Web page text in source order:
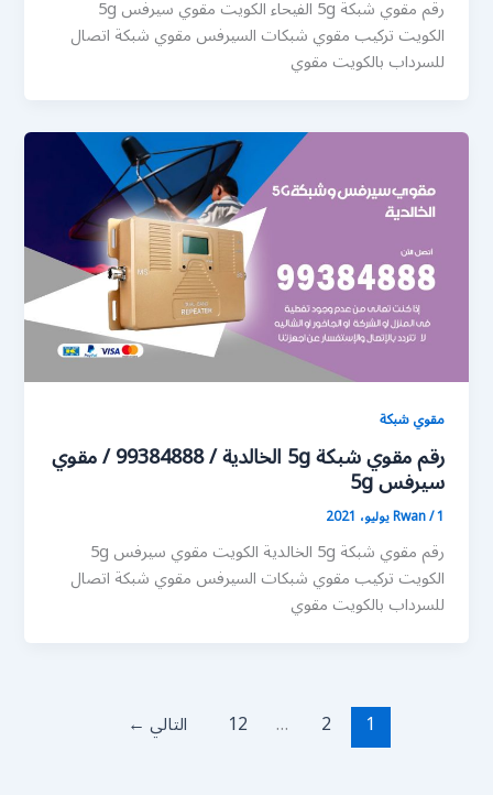
رقم مقوي شبكة 5g الفيحاء الكويت مقوي سيرفس 5g
الكويت تركيب مقوي شبكات السيرفس مقوي شبكة اتصال
للسرداب بالكويت مقوي
مقوي شبكة
رقم مقوي شبكة 5g الخالدية / 99384888 / مقوي
سيرفس 5g
Rwan/1 يوليو، 2021
رقم مقوي شبكة 5g الخالدية الكويت مقوي سيرفس 5g
الكويت تركيب مقوي شبكات السيرفس مقوي شبكة اتصال
للسرداب بالكويت مقوي
1
2
…
12 التالي ←